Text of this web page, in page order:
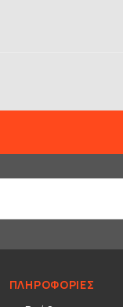
ΠΛΗΡΟΦΟΡΊΕΣ